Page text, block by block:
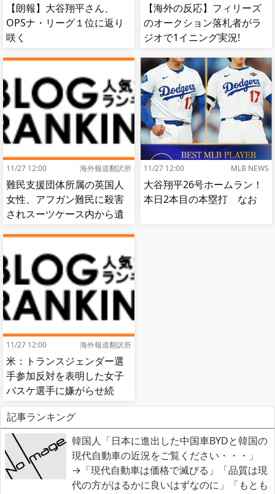
【朗報】大谷翔平さん、
OPSナ・リーグ１位に返り
咲く
【海外の反応】フィリーズ
のオークション落札者がラ
ジオで1イニング実況!
11/27 12:00 海外報道翻訳所
難民支援団体所属の英国人
女性、アフガン難民に殺害
されスーツケース内から遺
11/27 12:00 MLB NEWS
大谷翔平26号ホームラン！
本日2本目の本塁打 なお
11/27 12:00 海外報道翻訳所
米：トランスジェンダー選
手参加反対を表明した女子
バスケ選手に嫌がらせ続
出…試合中に意図的（？）
肘鉄を顔面に食らう[海外の
反応]
記事ランキング
韓国人「日本に進出した中国車BYDと韓国の
現代自動車の近況をご覧ください・・・」
→「現代自動車は価格で滅びる」「品質は現
代の方がはるかに良いはずなのに」「もとも